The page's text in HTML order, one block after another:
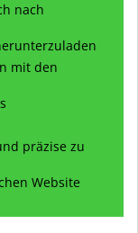
nach
mit den
präzise zu
Website